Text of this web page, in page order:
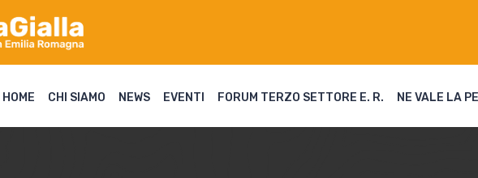
HOME CHI SIAMO NEWS EVENTI FORUM TERZO SETTORE E. R. NE VALE LA